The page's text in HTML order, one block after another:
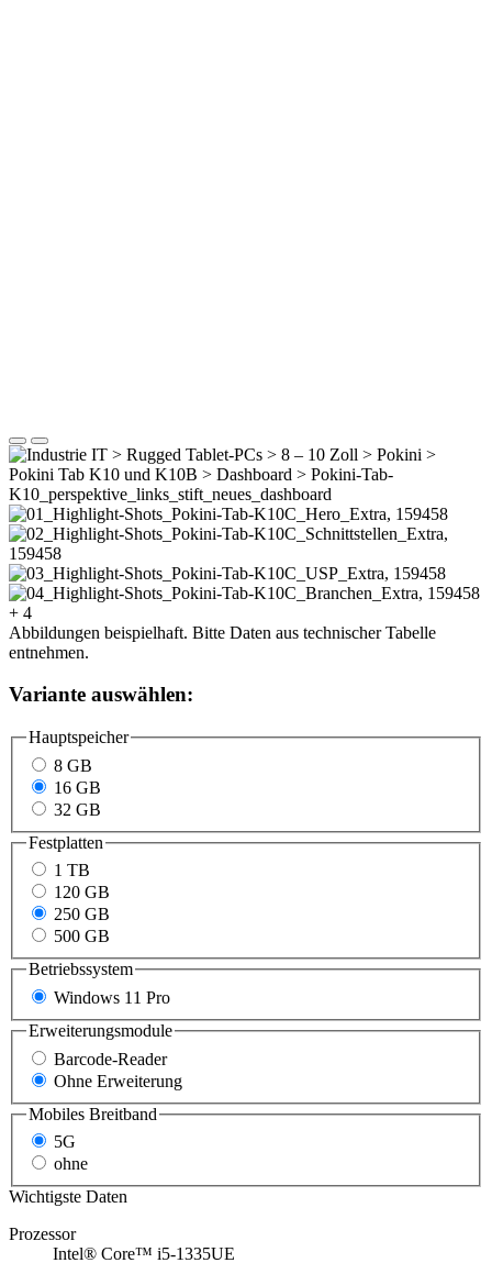
+ 4
Abbildungen beispielhaft. Bitte Daten aus technischer Tabelle
entnehmen.
Variante auswählen:
Hauptspeicher
8 GB
16 GB
32 GB
Festplatten
1 TB
120 GB
250 GB
500 GB
Betriebssystem
Windows 11 Pro
Erweiterungsmodule
Barcode-Reader
Ohne Erweiterung
Mobiles Breitband
5G
ohne
Wichtigste Daten
Prozessor
Intel® Core™ i5-1335UE